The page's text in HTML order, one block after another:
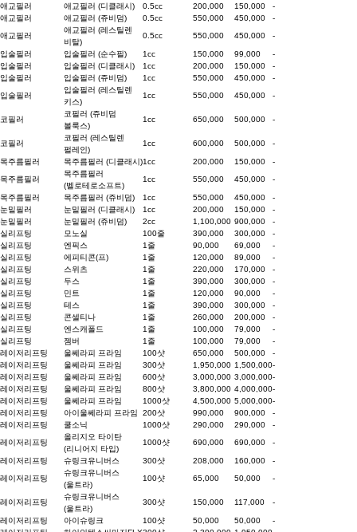
애교필러
애교필러 (디클래시) 0.5cc 200,000 150,000
-
애교필러
애교필러 (쥬비덤) 0.5cc 550,000 450,000
-
애교필러
애교필러 (레스틸렌
비탈)
0.5cc 550,000 450,000 -
입술필러 입술필러 (순수필) 1cc 150,000 99,000
-
입술필러
입술필러 (디클래시) 1cc 200,000 150,000
-
입술필러
입술필러 (쥬비덤) 1cc 550,000 450,000
-
입술필러
입술필러 (레스틸렌
키스)
1cc 550,000 450,000 -
코필러
코필러 (쥬비덤
볼룩스)
1cc 650,000 500,000 -
코필러
코필러 (레스틸렌
펄레인)
1cc 600,000 500,000 -
목주름필러 목주름필러 (디클래시)1cc 200,000 150,000
-
목주름필러
목주름필러
(벨로테로소프트)
1cc 550,000 450,000 -
목주름필러 목주름필러 (쥬비덤) 1cc 550,000 450,000
-
눈밑필러
눈밑필러 (디클래시) 1cc 200,000 150,000
-
눈밑필러
눈밑필러 (쥬비덤) 2cc 1,100,000 900,000
-
실리프팅
모노실 100줄 390,000 300,000
-
실리프팅
엔픽스 1줄 90,000 69,000
-
실리프팅
에피티콘(프) 1줄 120,000 89,000
-
실리프팅
스위츠 1줄 220,000 170,000
-
실리프팅
두스 1줄 390,000 300,000
-
실리프팅
민트 1줄 120,000 90,000
-
실리프팅
테스 1줄 390,000 300,000
-
실리프팅
콘셀티나 1줄 260,000 200,000
-
실리프팅
엔스캐폴드 1줄 100,000 79,000
-
실리프팅
젬버 1줄 100,000 79,000
-
레이저리프팅
울쎄라피 프라임 100샷 650,000 500,000
-
레이저리프팅
울쎄라피 프라임 300샷 1,950,000 1,500,000-
레이저리프팅
울쎄라피 프라임 600샷 3,000,000 3,000,000-
레이저리프팅
울쎄라피 프라임 800샷 3,800,000 4,000,000-
레이저리프팅
울쎄라피 프라임 1000샷 4,500,000 5,000,000-
레이저리프팅
아이울쎄라피 프라임 200샷 990,000 900,000
-
레이저리프팅
쿨소닉 1000샷 290,000 290,000
-
레이저리프팅
올리지오 타이탄
(리니어지 타입)
1000샷 690,000 690,000 -
레이저리프팅 슈링크유니버스 300샷 208,000 160,000
-
레이저리프팅
슈링크유니버스
(울트라)
100샷 65,000 50,000 -
레이저리프팅
슈링크유니버스
(울트라)
300샷 150,000 117,000 -
레이저리프팅 아이슈링크 100샷 50,000 50,000
-